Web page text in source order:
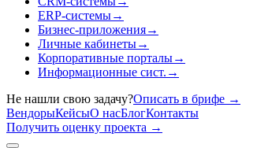
ERP-системы→
Бизнес-приложения→
Личные кабинеты→
Корпоративные порталы→
Информационные сист. →
Не нашли свою задачу?Описать в брифе →
ВендорыКейсыО насБлогКонтакты
Получить оценку проекта →